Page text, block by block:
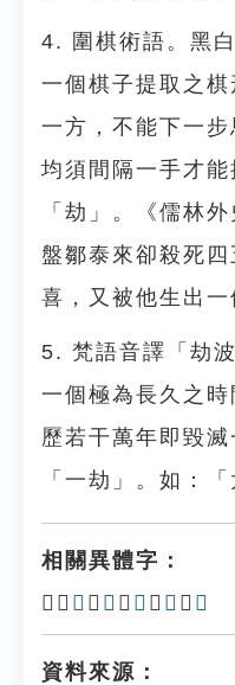
4. 圍棋術語。黑
一個棋子提取之
一方，不能下一
均須間隔一手才
「劫」。《儒林
盤鄒泰來卻殺死
喜，又被他生出一
5. 梵語音譯「劫
一個極為長久之
歷若干萬年即毀
「一劫」。如：
相關異體字：
𠉨、 刧 、 刦 、 𠛗 、 刼 、 𠞏
資料來源：